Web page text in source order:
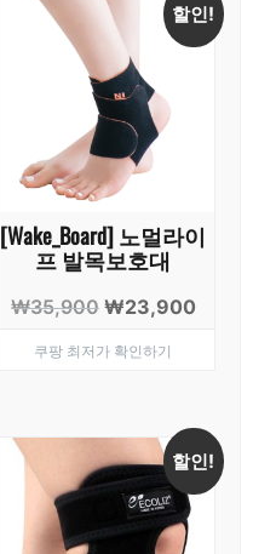
할인!
[Wake_Board] 노멀라이
프 발목보호대
₩35,900 원
가
₩23,900현
쿠팡 최저가 확인하기
할인!